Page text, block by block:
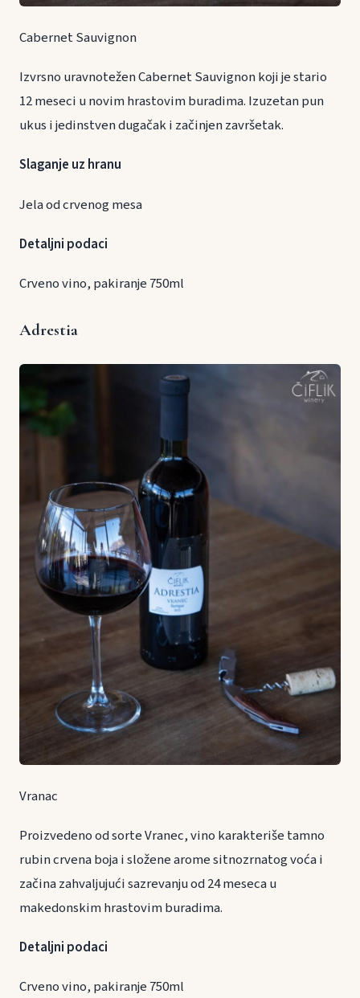
Cabernet Sauvignon
Izvrsno uravnotežen Cabernet Sauvignon koji je stario
12 meseci u novim hrastovim buradima. Izuzetan pun
ukus i jedinstven dugačak i začinjen završetak.
Slaganje uz hranu
Jela od crvenog mesa
Detaljni podaci
Crveno vino, pakiranje 750ml
Adrestia
Vranac
Proizvedeno od sorte Vranec, vino karakteriše tamno
rubin crvena boja i složene arome sitnozrnatog voća i
začina zahvaljujući sazrevanju od 24 meseca u
makedonskim hrastovim buradima.
Detaljni podaci
Crveno vino, pakiranje 750ml